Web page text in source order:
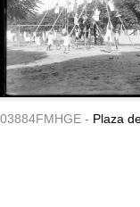
03884FMHGE - Plaza